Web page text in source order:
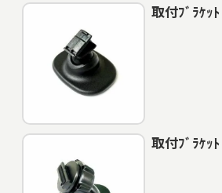
取付ﾌﾞﾗｹｯ
取付ﾌﾞﾗｹｯ